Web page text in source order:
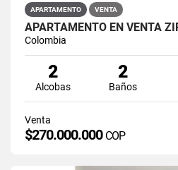
APARTAMENTO VENTA
Colombia
2
Alcobas
2
Baños
Venta
$270.000.000 COP